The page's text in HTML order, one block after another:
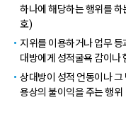
하나에 해당하는 행위를
호)
지위를 이용하거나 업무
대방에게 성적굴욕 감이나
상대방이 성적 언동이나
용상의 불이익을 주는 행위